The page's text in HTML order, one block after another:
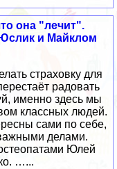
она "лечит".
и Майклом
страховку для
радовать
именно здесь мы
классных людей.
сами по себе,
делами.
Юлей
…...